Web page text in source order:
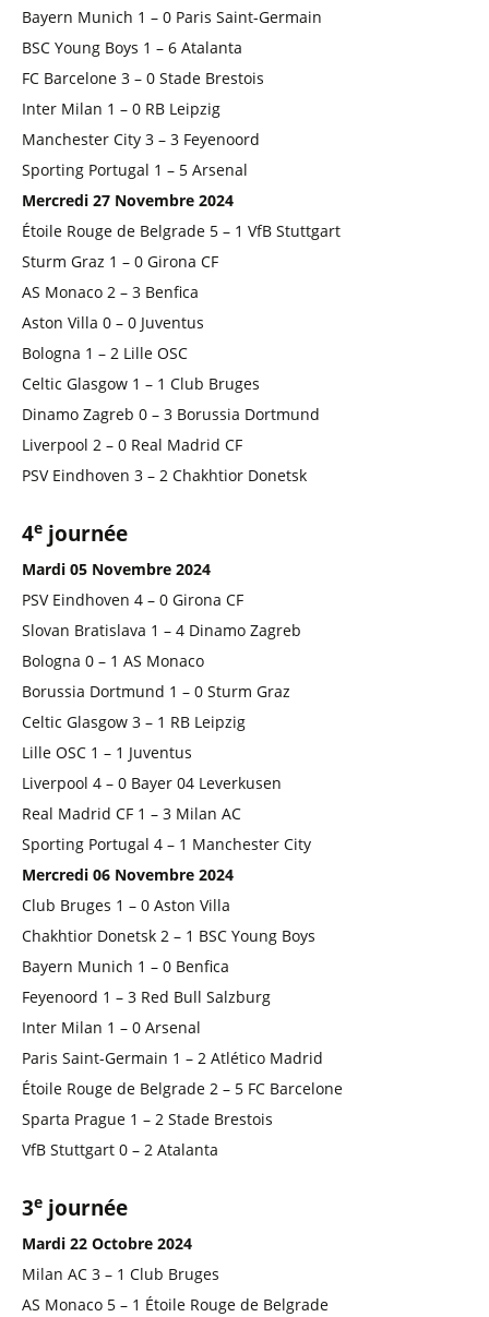
Bayern Munich 1 – 0 Paris Saint-Germain
BSC Young Boys 1 – 6 Atalanta
FC Barcelone 3 – 0 Stade Brestois
Inter Milan 1 – 0 RB Leipzig
Manchester City 3 – 3 Feyenoord
Sporting Portugal 1 – 5 Arsenal
Mercredi 27 Novembre 2024
Étoile Rouge de Belgrade 5 – 1 VfB Stuttgart
Sturm Graz 1 – 0 Girona CF
AS Monaco 2 – 3 Benfica
Aston Villa 0 – 0 Juventus
Bologna 1 – 2 Lille OSC
Celtic Glasgow 1 – 1 Club Bruges
Dinamo Zagreb 0 – 3 Borussia Dortmund
Liverpool 2 – 0 Real Madrid CF
PSV Eindhoven 3 – 2 Chakhtior Donetsk
4e journée
Mardi 05 Novembre 2024
PSV Eindhoven 4 – 0 Girona CF
Slovan Bratislava 1 – 4 Dinamo Zagreb
Bologna 0 – 1 AS Monaco
Borussia Dortmund 1 – 0 Sturm Graz
Celtic Glasgow 3 – 1 RB Leipzig
Lille OSC 1 – 1 Juventus
Liverpool 4 – 0 Bayer 04 Leverkusen
Real Madrid CF 1 – 3 Milan AC
Sporting Portugal 4 – 1 Manchester City
Mercredi 06 Novembre 2024
Club Bruges 1 – 0 Aston Villa
Chakhtior Donetsk 2 – 1 BSC Young Boys
Bayern Munich 1 – 0 Benfica
Feyenoord 1 – 3 Red Bull Salzburg
Inter Milan 1 – 0 Arsenal
Paris Saint-Germain 1 – 2 Atlético Madrid
Étoile Rouge de Belgrade 2 – 5 FC Barcelone
Sparta Prague 1 – 2 Stade Brestois
VfB Stuttgart 0 – 2 Atalanta
3e journée
Mardi 22 Octobre 2024
Milan AC 3 – 1 Club Bruges
AS Monaco 5 – 1 Étoile Rouge de Belgrade